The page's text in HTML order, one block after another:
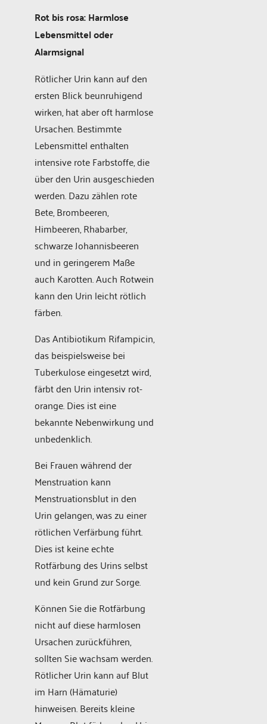
Rot bis rosa: Harmlose
Lebensmittel oder
Alarmsignal
Rötlicher Urin kann auf den
ersten Blick beunruhigend
wirken, hat aber oft harmlose
Ursachen. Bestimmte
Lebensmittel enthalten
intensive rote Farbstoffe, die
über den Urin ausgeschieden
werden. Dazu zählen rote
Bete, Brombeeren,
Himbeeren, Rhabarber,
schwarze Johannisbeeren
und in geringerem Maße
auch Karotten. Auch Rotwein
kann den Urin leicht rötlich
färben.
Das Antibiotikum Rifampicin,
das beispielsweise bei
Tuberkulose eingesetzt wird,
färbt den Urin intensiv rot-
orange. Dies ist eine
bekannte Nebenwirkung und
unbedenklich.
Bei Frauen während der
Menstruation kann
Menstruationsblut in den
Urin gelangen, was zu einer
rötlichen Verfärbung führt.
Dies ist keine echte
Rotfärbung des Urins selbst
und kein Grund zur Sorge.
Können Sie die Rotfärbung
nicht auf diese harmlosen
Ursachen zurückführen,
sollten Sie wachsam werden.
Rötlicher Urin kann auf Blut
im Harn (Hämaturie)
hinweisen. Bereits kleine